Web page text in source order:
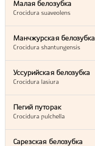
Малая белозубка
Crocidura suaveolens
Манчжурская белозубка
Crocidura shantungensis
Уссурийская белозубка
Crocidura lasiura
Пегий путорак
Crocidura pulchella
Сарезская белозубка